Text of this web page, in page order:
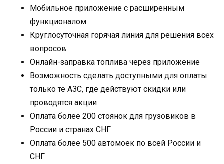
Мобильное приложение с расширенным
функционалом
Круглосуточная горячая линия для решения всех
вопросов
Онлайн-заправка топлива через приложение
Возможность сделать доступными для оплаты
только те АЗС, где действуют скидки или
проводятся акции
Оплата более 200 стоянок для грузовиков в
России и странах СНГ
Оплата более 500 автомоек по всей России и
СНГ